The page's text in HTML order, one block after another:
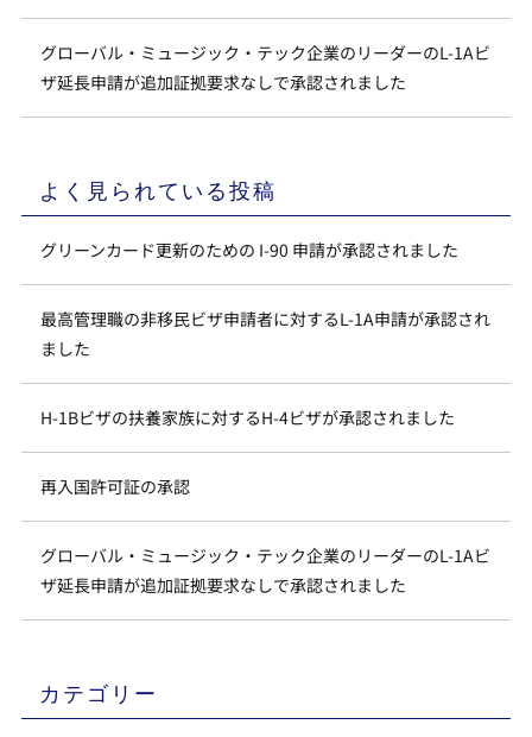
グローバル・ミュージック・テック企業のリーダーのL-1Aビ
ザ延長申請が追加証拠要求なしで承認されました
よく見られている投稿
グリーンカード更新のための I-90 申請が承認されました
最高管理職の非移民ビザ申請者に対するL-1A申請が承認され
ました
H-1Bビザの扶養家族に対するH-4ビザが承認されました
再入国許可証の承認
グローバル・ミュージック・テック企業のリーダーのL-1Aビ
ザ延長申請が追加証拠要求なしで承認されました
カテゴリー